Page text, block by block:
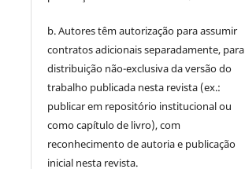
b. Autores têm autorização para assumir
contratos adicionais separadamente, para
distribuição não-exclusiva da versão do
trabalho publicada nesta revista (ex.:
publicar em repositório institucional ou
como capítulo de livro), com
reconhecimento de autoria e publicação
inicial nesta revista.